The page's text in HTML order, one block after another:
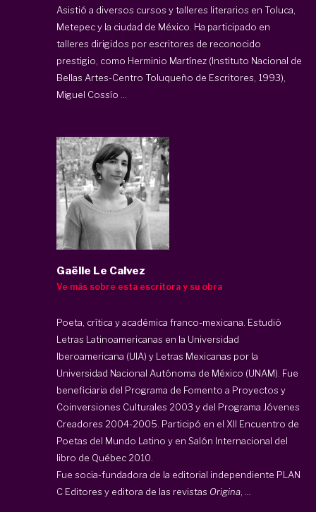
Asistió a diversos cursos y talleres literarios en Toluca,
Metepec y la ciudad de México. Ha participado en
talleres dirigidos por escritores de reconocido
prestigio, como Herminio Martínez (Instituto Nacional de
Bellas Artes-Centro Toluqueño de Escritores, 1993),
Miguel Cossío ...
Gaëlle Le Calvez
Ve más sobre esta escritora y su obra
Poeta, crítica y académica franco-mexicana. Estudió
Letras Latinoamericanas en la Universidad
Iberoamericana (UIA) y Letras Mexicanas por la
Universidad Nacional Autónoma de México (UNAM). Fue
beneficiaria del Programa de Fomento a Proyectos y
Coinversiones Culturales 2003 y del Programa Jóvenes
Creadores 2004-2005. Participó en el XII Encuentro de
Poetas del Mundo Latino y en Salón Internacional del
libro de Québec 2010.
Fue socia-fundadora de la editorial independiente PLAN
C Editores y editora de las revistas Origina